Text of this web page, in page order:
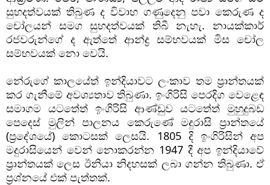
සුහදත්වයක් තිබුණ ද විවාහ ගණුදෙනු පවා කෙරුණ ද
චෝලයන් සමග සුහදත්වයක් තිබී නැහැ. නායක්කාර්
රජවරුන්ගේ ද ඇත්තේ ආන්ද්‍ර සම්භවයක් මිස චෝල
සම්භවයක් නො වෙයි.
නේරුගේ කාලයේත් ඉන්දියාවට ලංකාව තම ප්‍රාන්තයක්
කර ගැනීමේ අවශ්‍යතාව තිබුණා. ඉංගිරිසි පෙරදිග වෙළෙඳ
සමාගම යටතේත් ඉංගිරිසි ආණ්ඩුව යටතේත් මුහුදුබඩ
පෙදෙස් මුලින් පාලනය කෙරුණේ මදුරාසි ප්‍රාන්තයේ
(ප්‍රදේශයේ) කොටසක් ලෙසයි. 1805 දි ඉංගිරිසින් අප
මදුරාසියෙන් වෙන් නොකරන්න 1947 දී අප ඉන්දියාවේ
ප්‍රාන්තයක් ලෙස ඊනියා නිදහසක් ලබා ගන්න තිබුණා. ඒ
ප්‍රශ්නයේ එක් පැත්තක්.